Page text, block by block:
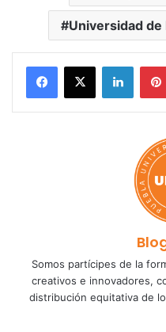
Universidad de
Somos partícipes de la
creativos e innovadores,
distribución equitativa de